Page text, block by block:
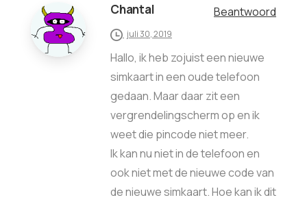
Chantal Beantwoord
juli 30, 2019
Hallo, ik heb zojuist een nieuwe
simkaart in een oude telefoon
gedaan. Maar daar zit een
vergrendelingscherm op en ik
weet die pincode niet meer.
Ik kan nu niet in de telefoon en
ook niet met de nieuwe code van
de nieuwe simkaart. Hoe kan ik dit